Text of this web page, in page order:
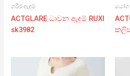
ශරීර ඇඳුම්
ACTGLARE ධාවන ඇඳුම් RUXI
sk3982
යෝග